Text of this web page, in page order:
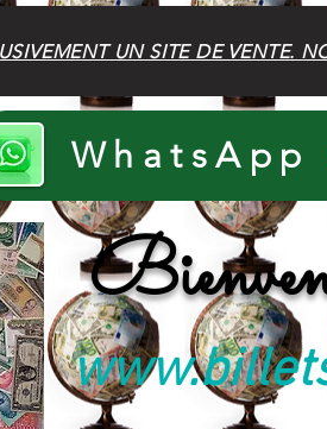
UN SITE DE VENTE.